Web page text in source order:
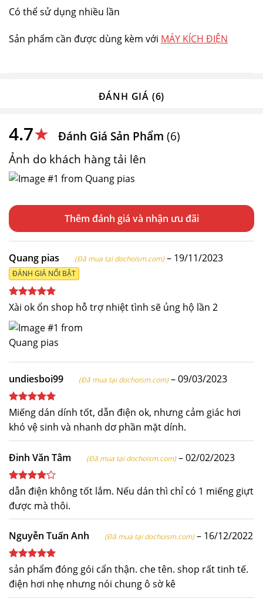
Có thể sử dụng nhiều lần
Sản phẩm cần được dùng kèm với MÁY KÍCH ĐIỆN
ĐÁNH GIÁ (6)
4.7★ Đánh Giá Sản Phẩm (6)
Ảnh do khách hàng tải lên
Thêm đánh giá
Quang pias (Đã mua tại dochoism.com) – 19/11/2023
ĐÁNH GIÁ NỔI BẬT
Được xếp
sao
Xài ok ổn shop hỗ trợ nhiệt tình sẽ ủng hộ lần 2
undiesboi99 (Đã mua tại dochoism.com) –09/03/2023
Được xếp
hạng5
sao
Miếng dán dính tốt, dẫn điện ok, nhưng cảm giác hơi
khó vệ sinh và nhanh dơ phần mặt dính.
Đinh Văn Tâm (Đã mua tại dochoism.com) –02/02/2023
Được
xếp hạng
45 sao
dẫn điện không tốt lắm. Nếu dán thì chỉ có 1 miếng giựt
được mà thôi.
Nguyễn Tuấn Anh (Đã mua tại dochoism.com) – 16/12/2022
Được xếp
hạng
sao
sản phẩm đóng gói cẩn thận. che tên. shop rất tinh tế.
điện hơi nhẹ nhưng nói chung ô sờ kê